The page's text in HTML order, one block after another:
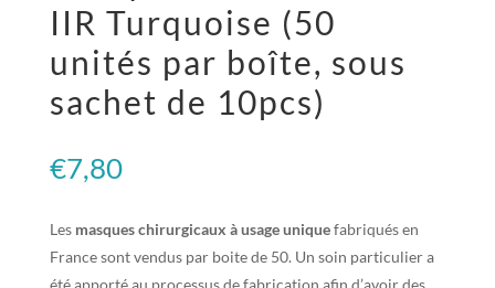
IIR Turquoise (50
unités par boîte, sous
sachet de 10pcs)
€7,80
Les masques chirurgicaux à usage uniquefabriqués en
France sont vendus par boite de 50. Un soin particulier a
été apporté au processus de fabrication afin d’avoir des